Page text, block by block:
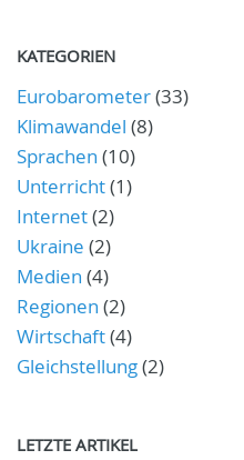
KATEGORIEN
Eurobarometer(33)
Klimawandel (8)
Sprachen (10)
Unterricht(1)
Internet(2)
Ukraine (2)
Medien (4)
Regionen (2)
Wirtschaft(4)
Gleichstellung(2)
LETZTE ARTIKEL